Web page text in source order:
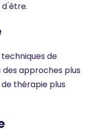
́être.
de
approches plus
thérapie plus